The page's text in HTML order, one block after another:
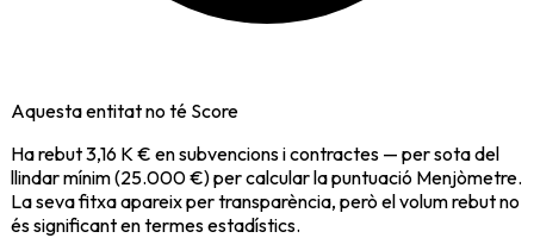
Aquesta entitat no té Score
Ha rebut3,16 K € en subvencions i contractes — per sota del
llindar mínim (25.000 €) per calcular la puntuació Menjòmetre.
La seva fitxa apareix per transparència, però el volum rebut no
és significant en termes estadístics.